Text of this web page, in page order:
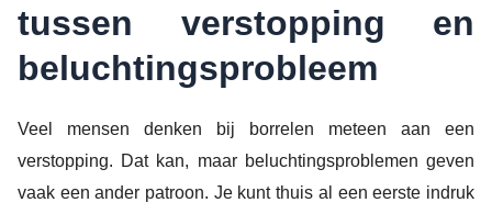
tussen verstopping en
beluchtingsprobleem
Veel mensen denken bij borrelen meteen aan een
verstopping. Dat kan, maar beluchtingsproblemen geven
vaak een ander patroon. Je kunt thuis al een eerste indruk